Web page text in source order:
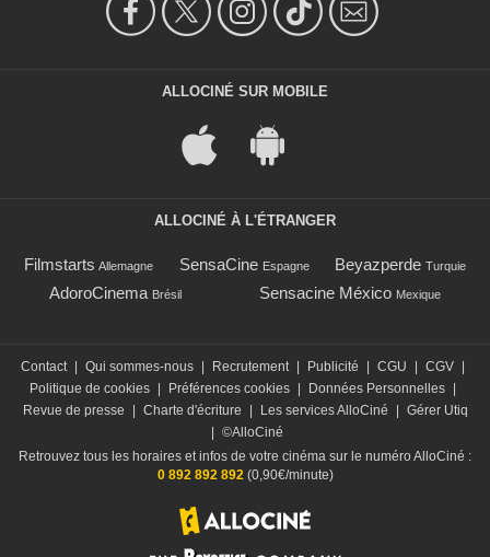
ALLOCINÉ SUR MOBILE
ALLOCINÉ À L'ÉTRANGER
Filmstarts Allemagne SensaCine Espagne Beyazperde Turquie
AdoroCinema Brésil Sensacine México Mexique
Contact Qui sommes-nous Recrutement Publicité CGU CGV
Politique de cookies
Préférences cookies Données Personnelles
Revue de presse
Charte d'écriture Les services AlloCiné
Gérer Utiq
©AlloCiné
Retrouvez tous les horaires et infos de votre cinéma sur le numéro AlloCiné :
0 892 892 892(0,90€/minute)